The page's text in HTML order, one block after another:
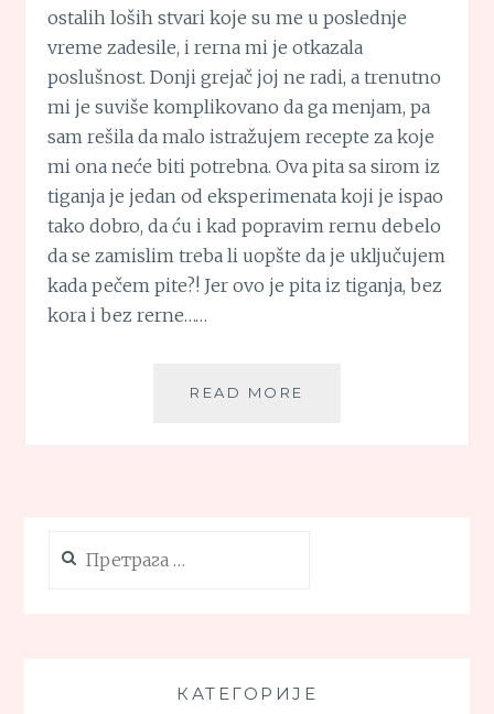
ostalih loših stvari koje su me u poslednje
vreme zadesile, i rerna mi je otkazala
poslušnost. Donji grejač joj ne radi, a trenutno
mi je suviše komplikovano da ga menjam, pa
sam rešila da malo istražujem recepte za koje
mi ona neće biti potrebna. Ova pita sa sirom iz
tiganja je jedan od eksperimenata koji je ispao
tako dobro, da ću i kad popravim rernu debelo
da se zamislim treba li uopšte da je uključujem
kada pečem pite?! Jer ovo je pita iz tiganja, bez
kora i bez rerne……
READ MORE
за:
КАТЕГОРИЈЕ